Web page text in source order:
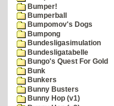
Bumper!
Bumperball
Bumpomov's Dogs
Bumpong
Bundesligasimulation
Bundesligatabelle
Bungo's Quest For Gold
Bunk
Bunkers
Bunny Busters
Bunny Hop (v1)